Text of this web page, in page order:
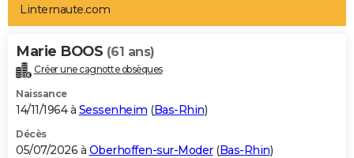
Art de vivre
Bien-être
Loisirs
Mode
Modes de vie
Alimentation
Guide de la santé
Maladies
Médicaments
Sommeil
VOYAGE
Destinations
City break
Voyage nature
Voyage de noces
Forum
Climat
+PHOTO
GUIDES D'ACHAT
BONS PLANS
Linternaute.com
Marie BOOS (61 ans)
Créer une cagnotte obsèques
Naissance
14/11/1964 à Sessenheim (Bas-Rhin)
Décès
05/07/2026 à Oberhoffen-sur-Moder(Bas-Rhin)